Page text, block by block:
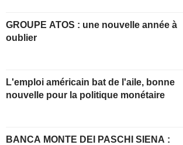
GROUPE ATOS : une nouvelle année à
oublier
L'emploi américain bat de l'aile, bonne
nouvelle pour la politique monétaire
BANCA MONTE DEI PASCHI SIENA :